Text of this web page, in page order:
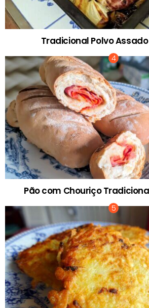
Tradicional Polvo
Pão com Chouriço